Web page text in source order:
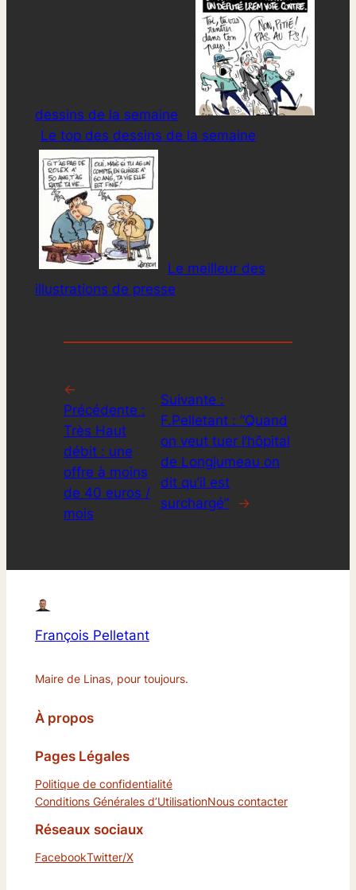
dessins de la semaine
Le top des dessins de la semaine
Le meilleur des
illustrations de presse
←
Précédente :
Très Haut
débit : une
offre à moins
de 40 euros /
mois
Suivante :
F.Pelletant : “Quand
on veut tuer l’hôpital
de Longjumeau on
dit qu’il est
surchargé”
→
François Pelletant
Maire de Linas, pour toujours.
À propos
Pages Légales
Politique de confidentialité
Conditions Générales d’UtilisationNous contacter
Réseaux sociaux
FacebookTwitter/X